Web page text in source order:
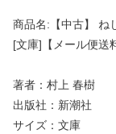
商品名:【中古】 ね
[文庫]【メール便送
著者：村上 春樹
出版社：新潮社
サイズ：文庫